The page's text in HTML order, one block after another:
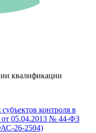
квалификации
контроля в
от 05.04.2013 № 44-ФЗ
26-2504)